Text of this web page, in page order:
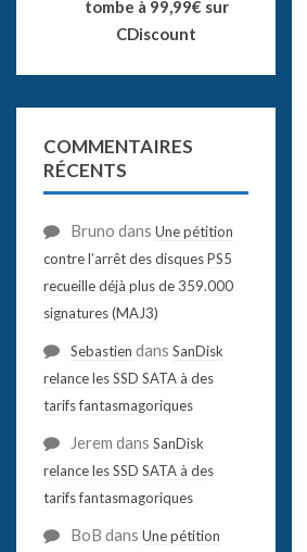
tombe à 99,99€ sur
CDiscount
COMMENTAIRES
RÉCENTS
Bruno dans Une pétition
contre l’arrêt des disques PS5
recueille déjà plus de 359.000
signatures (MAJ3)
Sebastien dans SanDisk
relance les SSD SATA à des
tarifs fantasmagoriques
Jerem dans SanDisk
relance les SSD SATA à des
tarifs fantasmagoriques
BoB dans Une pétition